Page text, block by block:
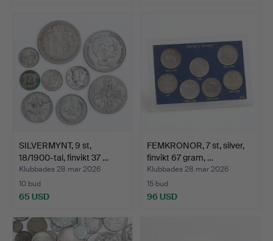
SILVERMYNT, 9 st,
18/1900-tal, finvikt 37 …
Klubbades 28 mar 2026
10 bud
65 USD
FEMKRONOR, 7 st, silver,
finvikt 67 gram, …
Klubbades 28 mar 2026
15 bud
96 USD